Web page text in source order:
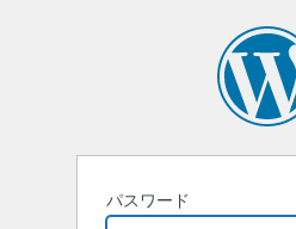
パスワード